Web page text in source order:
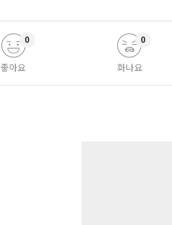
좋아요
0
화나요
0